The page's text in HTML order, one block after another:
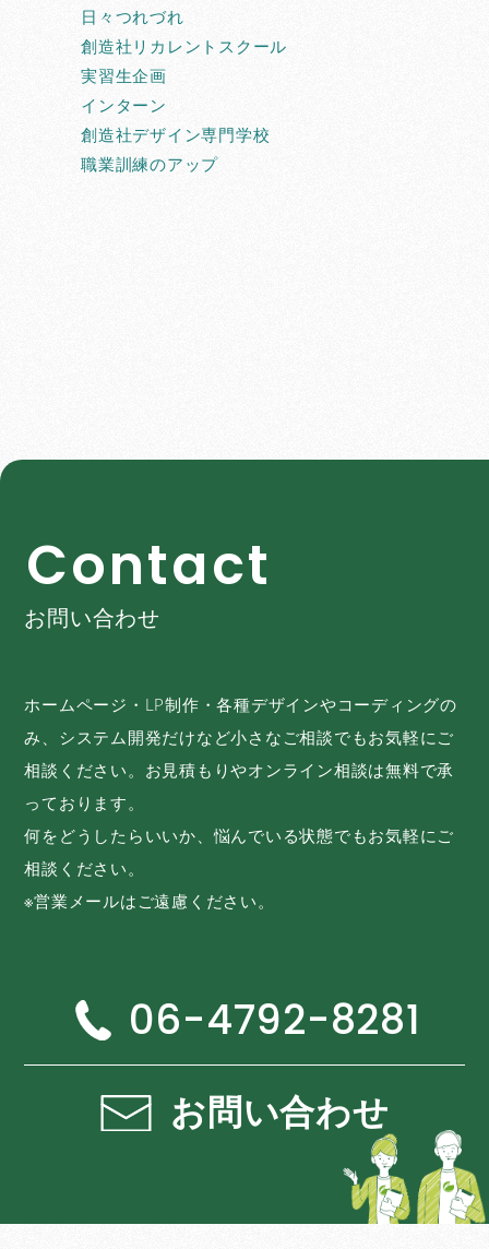
日々つれづれ
創造社リカレントスクール
実習生企画
インターン
創造社デザイン専門学校
職業訓練のアップ
Contact
お問い合わせ
ホームページ・LP制作・各種デザインやコーディングの
み、システム開発だけなど小さなご相談でもお気軽にご
相談ください。お見積もりやオンライン相談は無料で承
っております。
何をどうしたらいいか、悩んでいる状態でもお気軽にご
相談ください。
※営業メールはご遠慮ください。
06-4792-8281
お問い合わせ